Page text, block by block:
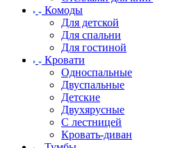
Комоды
Для детской
Для спальни
Для гостиной
Кровати
Односпальные
Двуспальные
Детские
Двухярусные
С лестницей
Кровать-диван